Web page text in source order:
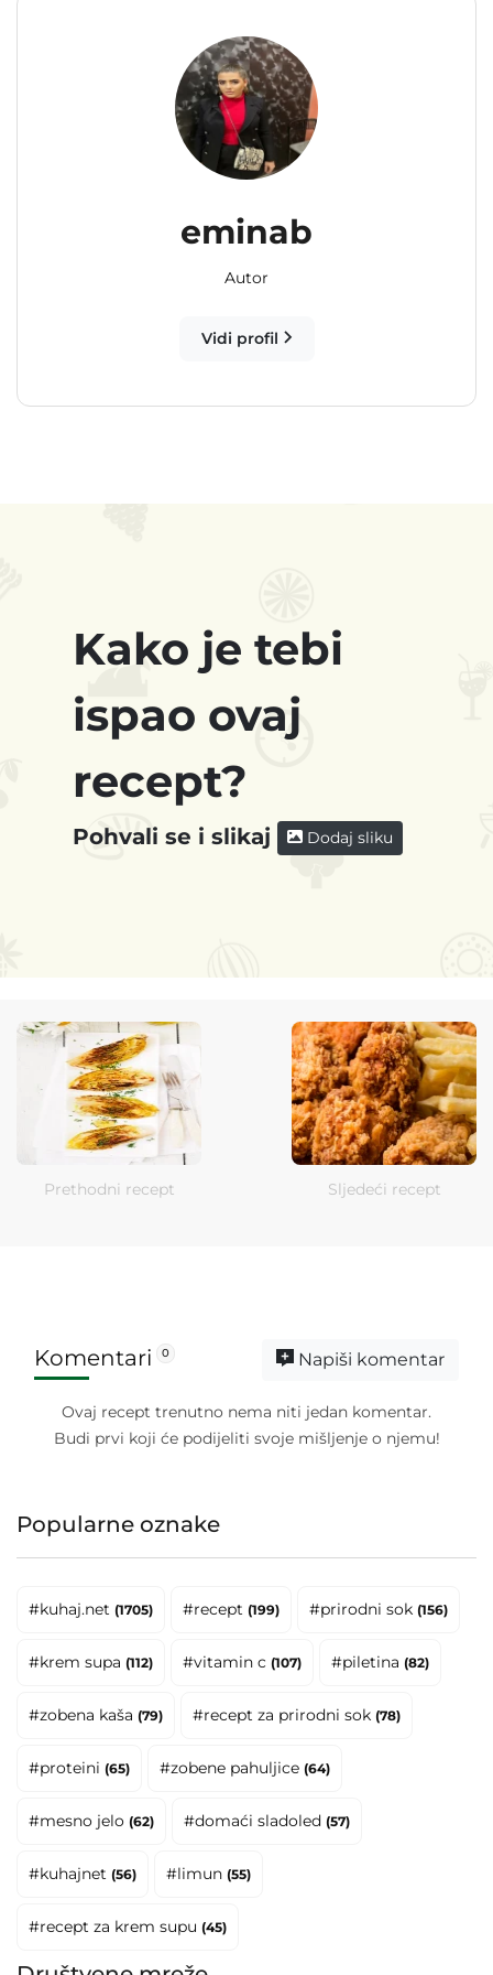
eminab
Autor
Vidi profil
Kako je tebi
ispao ovaj
recept?
Pohvali se i slikaj Dodaj sliku
Prethodni recept Sljedeći recept
Komentari 0 Napiši komentar
Ovaj recept trenutno nema niti jedan komentar.
Budi prvi koji će podijeliti svoje mišljenje o njemu!
Popularne oznake
#kuhaj.net (1705) #recept (199) #prirodni sok (156)
#krem supa (112) #vitamin c (107) #piletina (82)
#zobena kaša (79) #recept za prirodni sok (78)
#proteini (65) #zobene pahuljice (64)
#mesno jelo (62) #domaći sladoled (57)
#kuhajnet (56) #limun (55)
#recept za krem supu (45)